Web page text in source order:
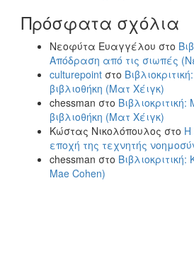
Πρόσφατα σχόλια
Νεοφύτα Ευαγγέλου στο
Απόδραση από τις σιωπές
culturepoint στο
βιβλιοθήκη (Ματ Χέιγκ)
chessman στο
βιβλιοθήκη (Ματ Χέιγκ)
Κώστας Νικολόπουλος στο Η
εποχή της τεχνητής
chessman στο
Mae Cohen)